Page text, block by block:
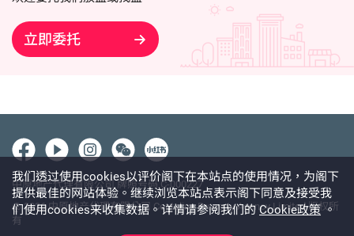
立即委托
中原地产代理有限公司 牌照号码 C-000227
@ 2026 中原地产代理有限公司 Centaline Property Agency Limited 版权所
有
我们透过使用cookies以评价阁下在本站点的使用情况，为阁下
提供最佳的网站体验。继续浏览本站点表示阁下同意及接受我
们使用cookies来收集数据。详情请参阅我们的Cookie政策。